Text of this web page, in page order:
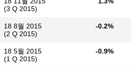
(3 Q 2015)
18 8월 2015
(2 Q 2015)
-0.2%
18 5월 2015
(1 Q 2015)
-0.9%